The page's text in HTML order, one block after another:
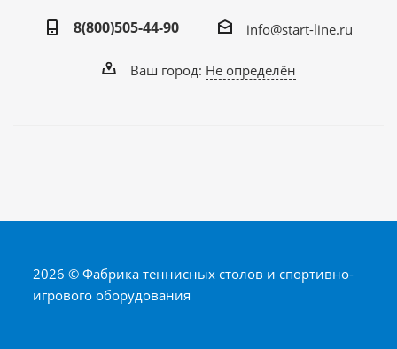
8(800)505-44-90
info@start-line.ru
Ваш город: Не определён
2026 © Фабрика теннисных столов и спортивно-
игрового оборудования